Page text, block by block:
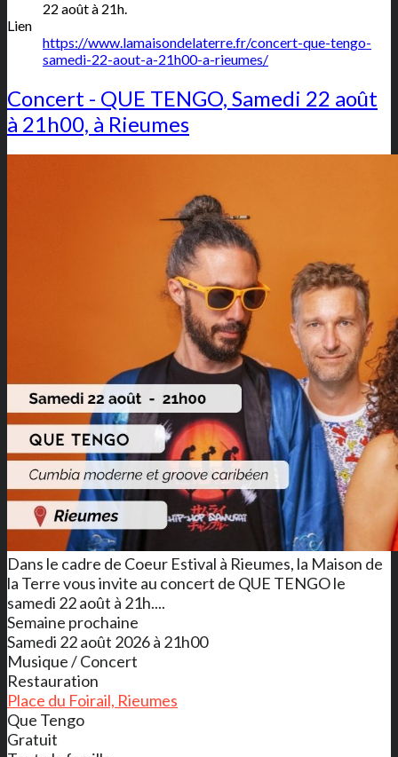
22 août à 21h.
Lien
https://www.lamaisondelaterre.fr/concert-que-tengo-
samedi-22-aout-a-21h00-a-rieumes/
Concert - QUE TENGO, Samedi 22 août
à 21h00, à Rieumes
Dans le cadre de Coeur Estival à Rieumes, la Maison de
la Terre vous invite au concert de QUE TENGO le
samedi 22 août à 21h....
Semaine prochaine
Samedi 22 août 2026 à 21h00
Musique / Concert
Restauration
Place du Foirail, Rieumes
Que Tengo
Gratuit